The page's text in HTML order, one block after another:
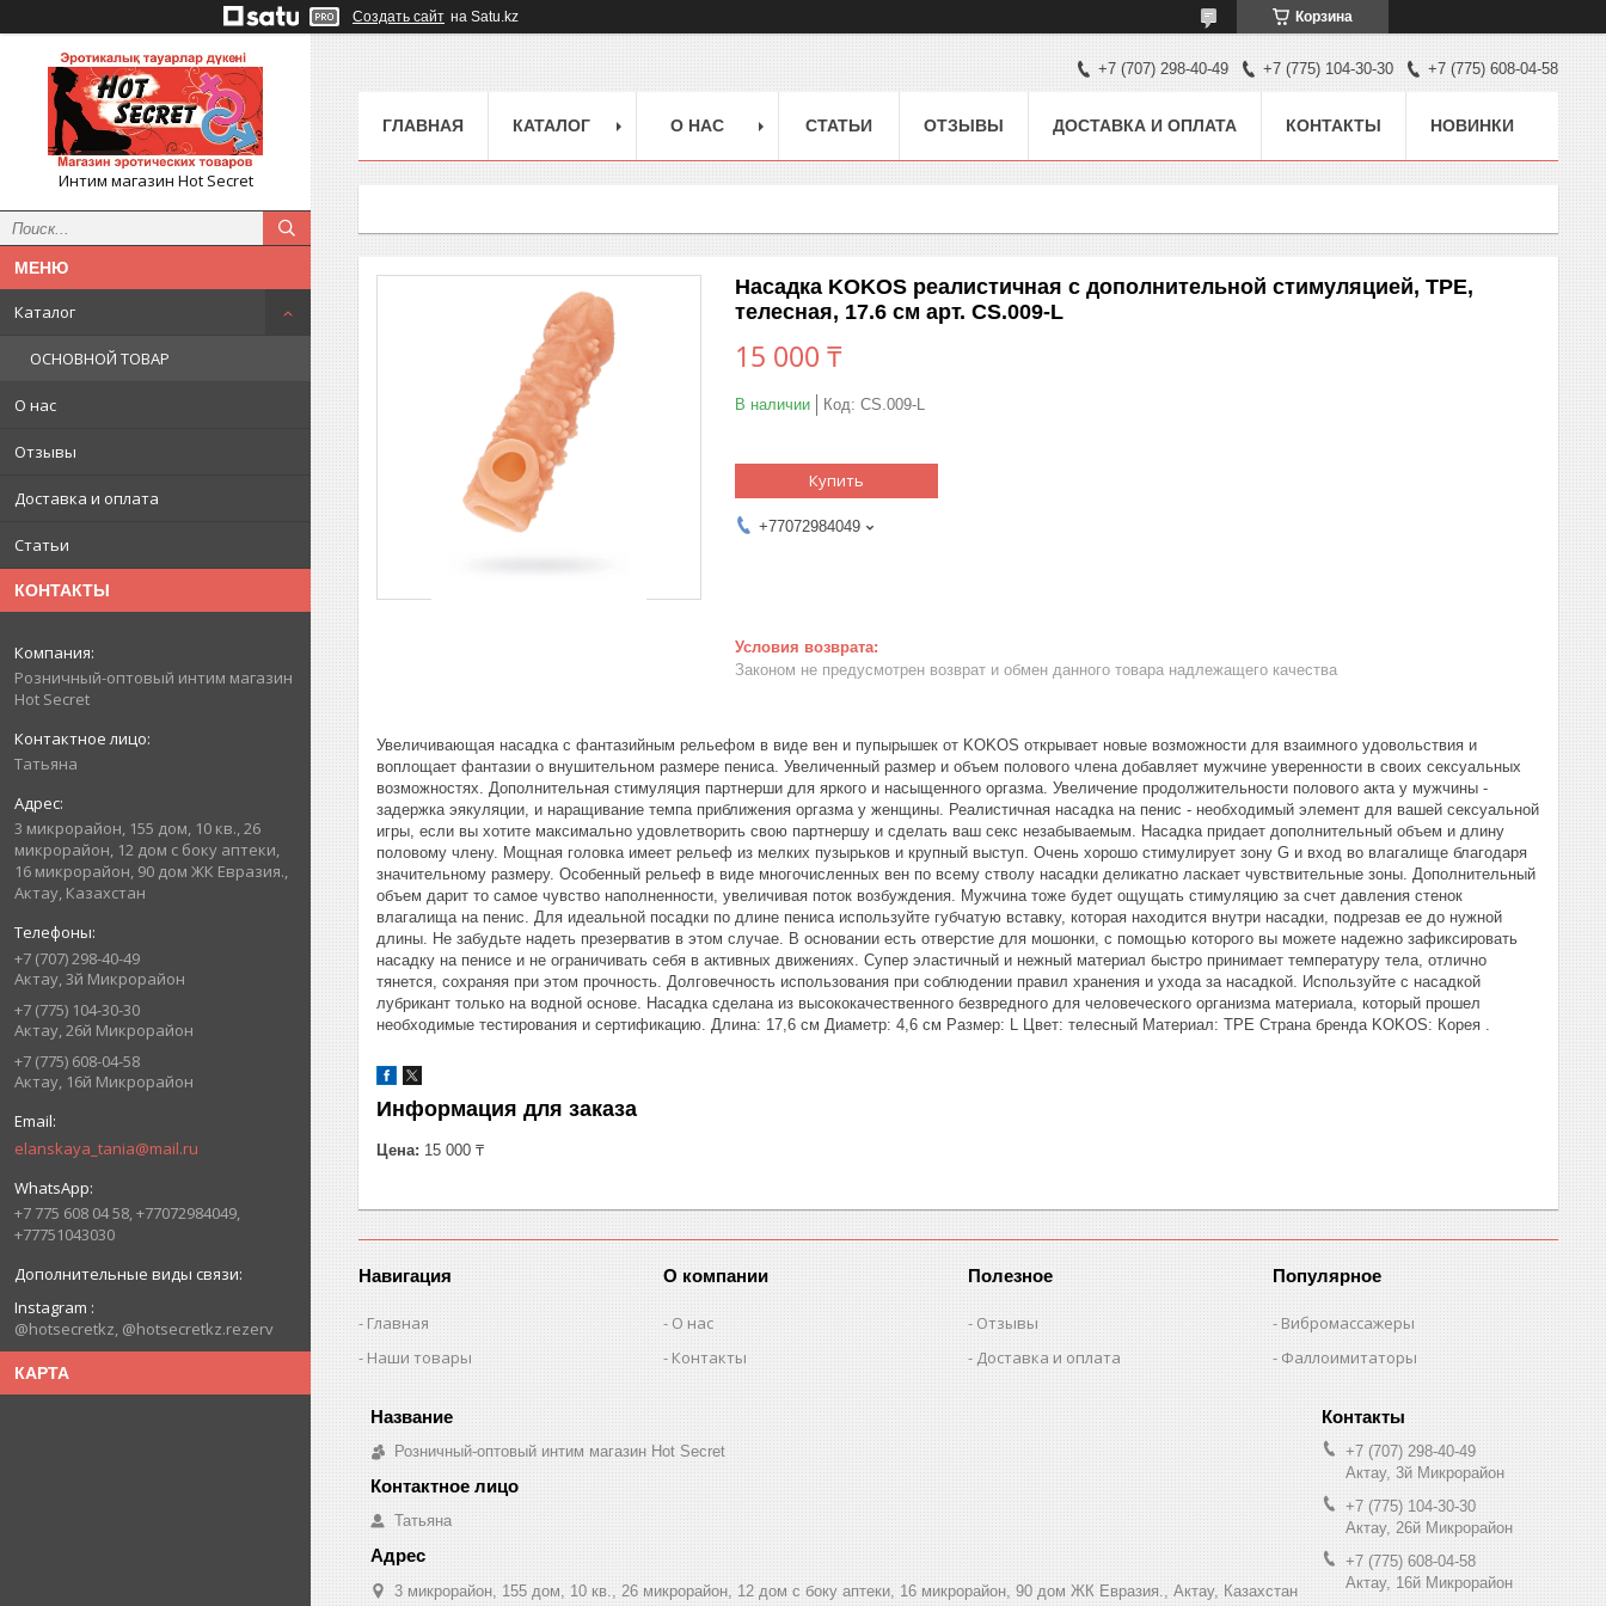
Создать сайт на Satu.kz Корзина
Интим магазин Hot Secret
Каталог
ОСНОВНОЙ ТОВАР
О нас
Отзывы
Доставка и оплата
Статьи
КОНТАКТЫ
Розничный-оптовый интим магазин
Hot Secret
Татьяна
3 микрорайон, 155 дом, 10 кв., 26
микрорайон, 12 дом с боку аптеки,
16 микрорайон, 90 дом ЖК Евразия.,
Актау, Казахстан
+7 (707) 298-40-49
Актау, 3й Микрорайон
+7 (775) 104-30-30
Актау, 26й Микрорайон
+7 (775) 608-04-58
Актау, 16й Микрорайон
elanskaya_tania@mail.ru
+7 775 608 04 58, +77072984049,
+77751043030
Instagram
@hotsecretkz, @hotsecretkz.rezerv
КАРТА
+7 (707) 298-40-49 +7 (775) 104-30-30 +7 (775) 608-04-58
ГЛАВНАЯ КАТАЛОГ О НАС СТАТЬИ ОТЗЫВЫ ДОСТАВКА И ОПЛАТА КОНТАКТЫ НОВИНКИ
Насадка KOKOS реалистичная с дополнительной стимуляцией, TPE,
телесная, 17.6 см арт. CS.009-L
15 000 ₸
В наличии Код: CS.009-L
Купить
+77072984049
Законом не предусмотрен возврат и обмен данного товара надлежащего качества
Увеличивающая насадка с фантазийным рельефом в виде вен и пупырышек от KOKOS открывает новые возможности для взаимного удовольствия и
воплощает фантазии о внушительном размере пениса. Увеличенный размер и объем полового члена добавляет мужчине уверенности в своих сексуальных
возможностях. Дополнительная стимуляция партнерши для яркого и насыщенного оргазма. Увеличение продолжительности полового акта у мужчины -
задержка эякуляции, и наращивание темпа приближения оргазма у женщины. Реалистичная насадка на пенис - необходимый элемент для вашей сексуальной
игры, если вы хотите максимально удовлетворить свою партнершу и сделать ваш секс незабываемым. Насадка придает дополнительный объем и длину
половому члену. Мощная головка имеет рельеф из мелких пузырьков и крупный выступ. Очень хорошо стимулирует зону G и вход во влагалище благодаря
значительному размеру. Особенный рельеф в виде многочисленных вен по всему стволу насадки деликатно ласкает чувствительные зоны. Дополнительный
объем дарит то самое чувство наполненности, увеличивая поток возбуждения. Мужчина тоже будет ощущать стимуляцию за счет давления стенок
влагалища на пенис. Для идеальной посадки по длине пениса используйте губчатую вставку, которая находится внутри насадки, подрезав ее до нужной
длины. Не забудьте надеть презерватив в этом случае. В основании есть отверстие для мошонки, с помощью которого вы можете надежно зафиксировать
насадку на пенисе и не ограничивать себя в активных движениях. Супер эластичный и нежный материал быстро принимает температуру тела, отлично
тянется, сохраняя при этом прочность. Долговечность использования при соблюдении правил хранения и ухода за насадкой. Используйте с насадкой
лубрикант только на водной основе. Насадка сделана из высококачественного безвредного для человеческого организма материала, который прошел
необходимые тестирования и сертификацию. Длина: 17,6 см Диаметр: 4,6 см Размер: L Цвет: телесный Материал: TPE Страна бренда KOKOS: Корея .
Информация для заказа
Цена: 15 000 ₸
Навигация
Главная
Наши товары
О компании
О нас
Контакты
Полезное
Отзывы
Доставка и оплата
Популярное
Вибромассажеры
Фаллоимитаторы
Розничный-оптовый интим магазин Hot Secret
Татьяна
3 микрорайон, 155 дом, 10 кв., 26 микрорайон, 12 дом с боку аптеки, 16 микрорайон, 90 дом ЖК Евразия., Актау, Казахстан
+7 (707) 298-40-49
Актау, 3й Микрорайон
+7 (775) 104-30-30
Актау, 26й Микрорайон
+7 (775) 608-04-58
Актау, 16й Микрорайон